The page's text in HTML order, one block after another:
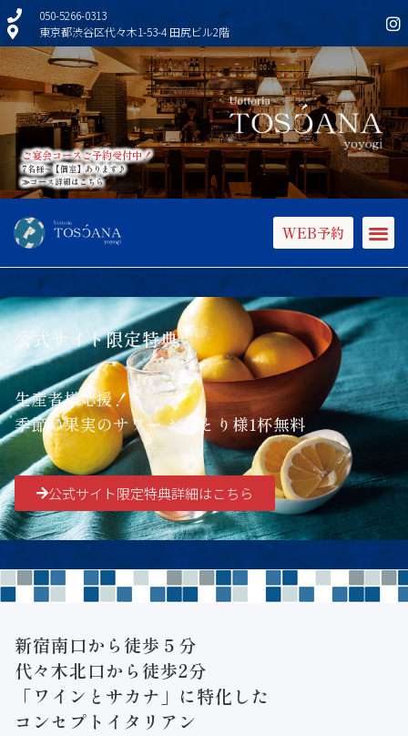
050-5266-0313
東京都渋谷区代々木1-53-4 田尻ビル2階
ご宴会コースご予約受付中！
7名様～【個室】あります♪
≫コース詳細はこちら
WEB予約
公式サイト限定特典
生産者様応援！
季節の果実のサワー おひとり様1杯無料
公式サイト限定特典詳細はこちら
新宿南口から徒歩５分
代々木北口から徒歩2分
「ワインとサカナ」に特化した
コンセプトイタリアン